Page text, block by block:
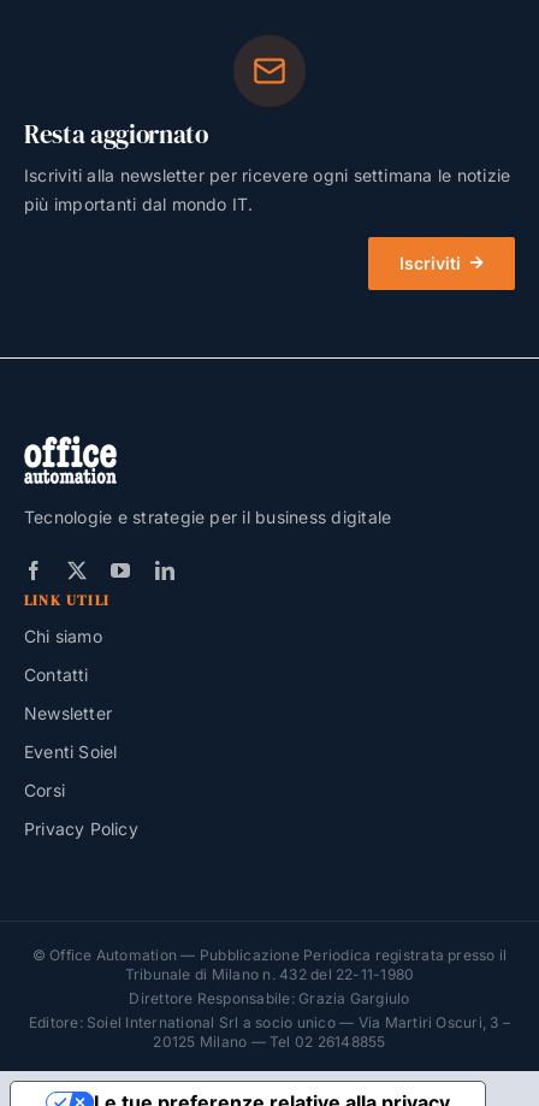
Resta aggiornato
Iscriviti alla newsletter per ricevere ogni settimana le notizie
più importanti dal mondo IT.
Iscriviti
Tecnologie e strategie per il business digitale
LINK UTILI
Chi siamo
Contatti
Newsletter
Eventi Soiel
Corsi
Privacy Policy
© Office Automation — Pubblicazione Periodica registrata presso il
Tribunale di Milano n. 432 del 22-11-1980
Direttore Responsabile: Grazia Gargiulo
Editore: Soiel International Srl a socio unico — Via Martiri Oscuri, 3 –
20125 Milano — Tel 02 26148855